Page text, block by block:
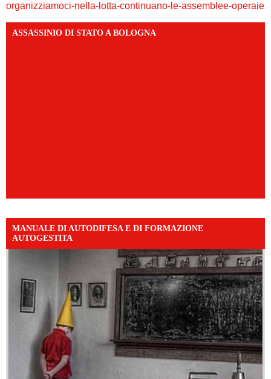
organizziamoci-nella-lotta-continuano-le-assemblee-operaie
ASSASSINIO DI STATO A BOLOGNA
MANUALE DI AUTODIFESA E DI FORMAZIONE
AUTOGESTITA